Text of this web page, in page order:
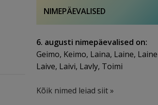
NIMEPÄEVALISED
6. augusti nimepäevalised on:
Geimo, Keimo, Laina, Laine,
Laive, Laivi, Lavly, Toimi
Kõik nimed leiad siit »